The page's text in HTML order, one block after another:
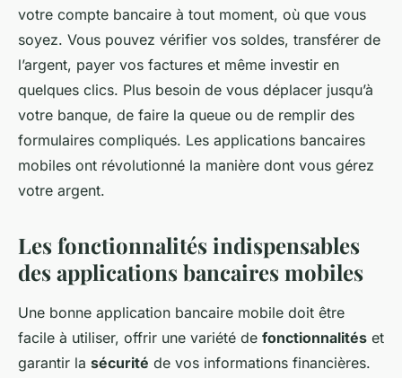
votre compte bancaire à tout moment, où que vous
soyez. Vous pouvez vérifier vos soldes, transférer de
l’argent, payer vos factures et même investir en
quelques clics. Plus besoin de vous déplacer jusqu’à
votre banque, de faire la queue ou de remplir des
formulaires compliqués. Les applications bancaires
mobiles ont révolutionné la manière dont vous gérez
votre argent.
Les fonctionnalités indispensables
des applications bancaires mobiles
Une bonne application bancaire mobile doit être
facile à utiliser, offrir une variété de fonctionnalités et
garantir la sécurité de vos informations financières.